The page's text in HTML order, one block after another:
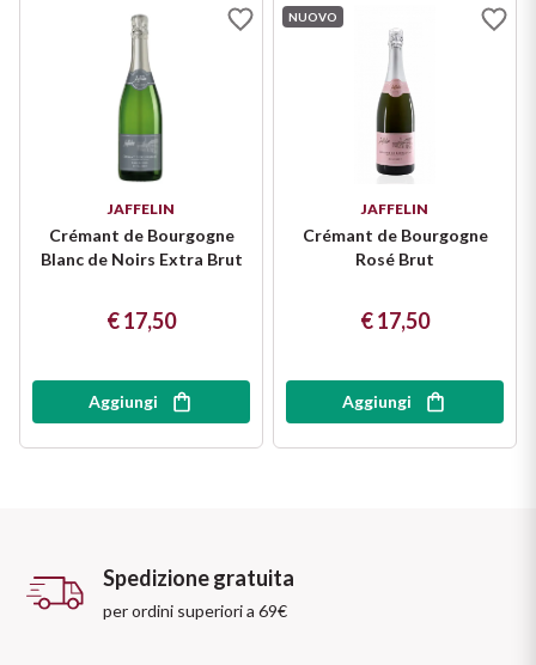
JAFFELIN
Crémant de Bourgogne
Blanc de Noirs Extra Brut
€ 17,50
Aggiungi
JAFFELIN
Crémant de Bourgogne
Rosé Brut
€ 17,50
Aggiungi
NUOVO
Spedizione gratuita
per ordini superiori a 69€